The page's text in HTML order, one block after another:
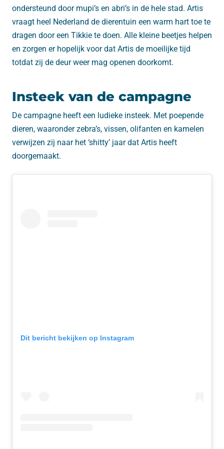
ondersteund door mupi’s en abri’s in de hele stad. Artis
vraagt heel Nederland de dierentuin een warm hart toe te
dragen door een Tikkie te doen. Alle kleine beetjes helpen
en zorgen er hopelijk voor dat Artis de moeilijke tijd
totdat zij de deur weer mag openen doorkomt.
Insteek van de campagne
De campagne heeft een ludieke insteek. Met poepende
dieren, waaronder zebra’s, vissen, olifanten en kamelen
verwijzen zij naar het ‘shitty’ jaar dat Artis heeft
doorgemaakt.
Dit bericht bekijken op Instagram